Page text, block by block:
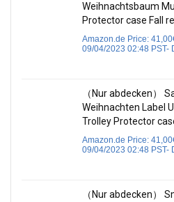
Weihnachtsbaum
Protector case Fall
Amazon.de Price: 41,00
09/04/2023 02:48 PST-
（Nur abdecken）
Weihnachten Label
Trolley Protector
Amazon.de Price: 41,00
09/04/2023 02:48 PST-
（Nur abdecken）